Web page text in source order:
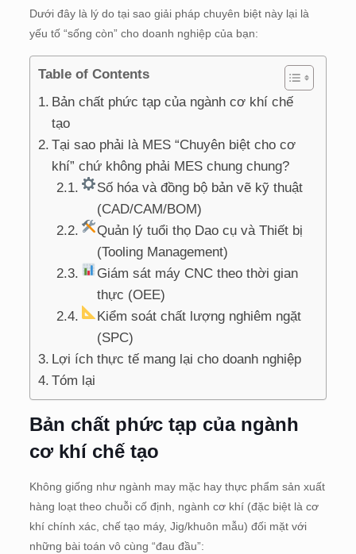
Dưới đây là lý do tại sao giải pháp chuyên biệt này lại là
yếu tố “sống còn” cho doanh nghiệp của bạn:
Table of Contents
Bản chất phức tạp của ngành cơ khí chế
tạo
Tại sao phải là MES “Chuyên biệt cho cơ
khí” chứ không phải MES chung chung?
Số hóa và đồng bộ bản vẽ kỹ thuật
(CAD/CAM/BOM)
Quản lý tuổi thọ Dao cụ và Thiết bị
(Tooling Management)
Giám sát máy CNC theo thời gian
thực (OEE)
Kiểm soát chất lượng nghiêm ngặt
(SPC)
Lợi ích thực tế mang lại cho doanh nghiệp
Tóm lại
Bản chất phức tạp của ngành
cơ khí chế tạo
Không giống như ngành may mặc hay thực phẩm sản xuất
hàng loạt theo chuỗi cố định, ngành cơ khí (đặc biệt là cơ
khí chính xác, chế tạo máy, Jig/khuôn mẫu) đối mặt với
những bài toán vô cùng “đau đầu”: